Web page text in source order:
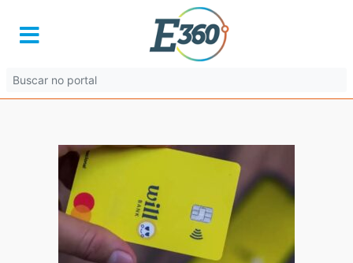
img_4065.jpg
21 de janeiro de 2026 às 17:14